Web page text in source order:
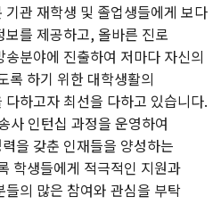
관 재학생 및 졸업생들에게 보다
를 제공하고, 올바른 진로
분야에 진출하여 저마다 자신의
록 하기 위한 대학생활의
하고자 최선을 다하고 있습니다.
사 인턴십 과정을 운영하여
을 갖춘 인재들을 양성하는
학생들에게 적극적인 지원과
의 많은 참여와 관심을 부탁